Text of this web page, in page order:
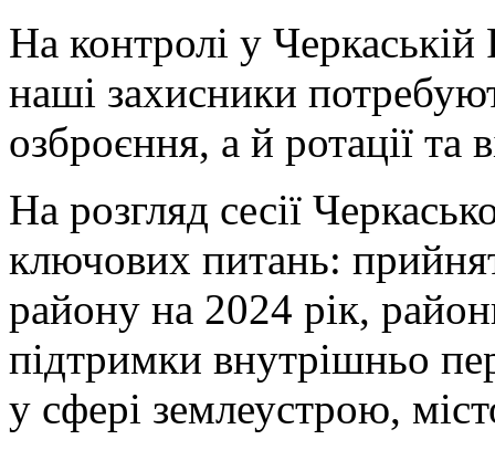
На контролі у Черкаській
наші захисники
озброєння, а й ротації та
На розгляд сесії
ключових питань:
району на 2024 рік,
підтримки внутрішньо
у сфері землеустрою,